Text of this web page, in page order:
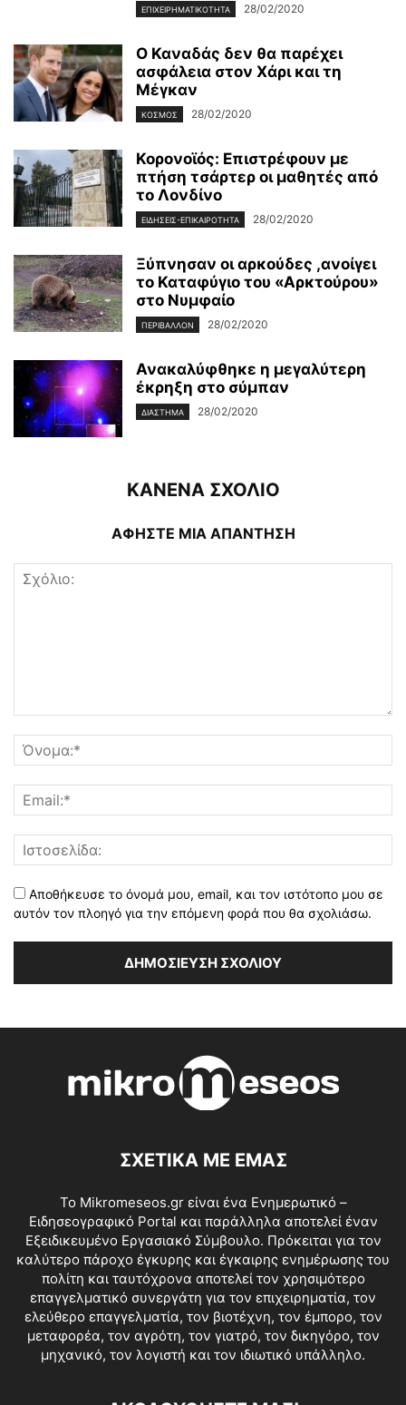
ΕΠΙΧΕΙΡΗΜΑΤΙΚΌΤΗΤΑ 28/02/2020
Ο Καναδάς δεν θα παρέχει
ασφάλεια στον Χάρι και τη
Μέγκαν
ΚΌΣΜΟΣ 28/02/2020
Κορονοϊός: Επιστρέφουν με
πτήση τσάρτερ οι μαθητές από
το Λονδίνο
ΕΙΔΉΣΕΙΣ-ΕΠΙΚΑΙΡΌΤΗΤΑ 28/02/2020
Ξύπνησαν οι αρκούδες ,ανοίγει
το Καταφύγιο του «Αρκτούρου»
στο Νυμφαίο
ΠΕΡΙΒΆΛΛΟΝ 28/02/2020
Ανακαλύφθηκε η μεγαλύτερη
έκρηξη στο σύμπαν
ΔΙΆΣΤΗΜΑ 28/02/2020
ΚΑΝΕΝΑ ΣΧΟΛΙΟ
ΑΦΗΣΤΕ ΜΙΑ ΑΠΑΝΤΗΣΗ
Αποθήκευσε το όνομά μου, email, και τον ιστότοπο μου σε
αυτόν τον πλοηγό για την επόμενη φορά που θα σχολιάσω.
ΣΧΕΤΙΚΑ ΜΕ ΕΜΑΣ
Το Mikromeseos.gr είναι ένα Ενημερωτικό –
Ειδησεογραφικό Portal και παράλληλα αποτελεί έναν
Εξειδικευμένο Εργασιακό Σύμβουλο. Πρόκειται για τον
καλύτερο πάροχο έγκυρης και έγκαιρης ενημέρωσης του
πολίτη και ταυτόχρονα αποτελεί τον χρησιμότερο
επαγγελματικό συνεργάτη για τον επιχειρηματία, τον
ελεύθερο επαγγελματία, τον βιοτέχνη, τον έμπορο, τον
μεταφορέα, τον αγρότη, τον γιατρό, τον δικηγόρο, τον
μηχανικό, τον λογιστή και τον ιδιωτικό υπάλληλο.